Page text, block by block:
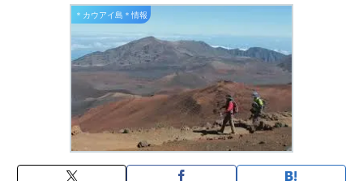
＊カウアイ島＊情報